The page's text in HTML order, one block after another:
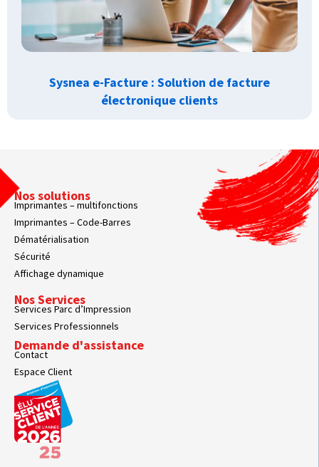
Sysnea e-Facture : Solution de facture
électronique clients
Nos solutions
Imprimantes – multifonctions
Imprimantes – Code-Barres
Dématérialisation
Sécurité
Affichage dynamique
Nos Services
Services Parc d’Impression
Services Professionnels
Demande d'assistance
Contact
Espace Client